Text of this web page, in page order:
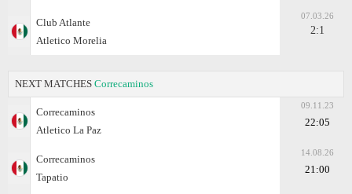
Club Atlante
Atletico Morelia
07.03.26
2:1
NEXT MATCHES Correcaminos
Correcaminos
Atletico La Paz
09.11.23
22:05
Correcaminos
Tapatio
14.08.26
21:00